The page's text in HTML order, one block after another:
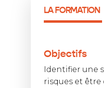
LA FORMATION
Objectifs
Identifier une
risques et être